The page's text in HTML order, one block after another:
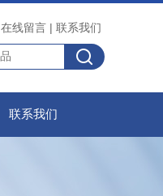
在线留言 | 联系我们
联系我们